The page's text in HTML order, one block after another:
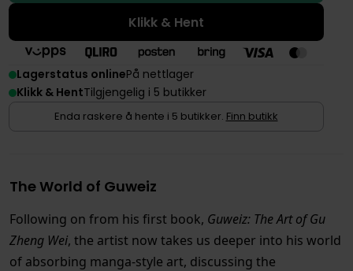
Klikk & Hent
Lagerstatus onlinePå nettlager
Klikk & HentTilgjengelig i 5 butikker
Enda raskere å hente i 5 butikker. Finn butikk
The World of Guweiz
Following on from his first book, Guweiz: The Art of Gu
Zheng Wei, the artist now takes us deeper into his world
of absorbing manga-style art, discussing the